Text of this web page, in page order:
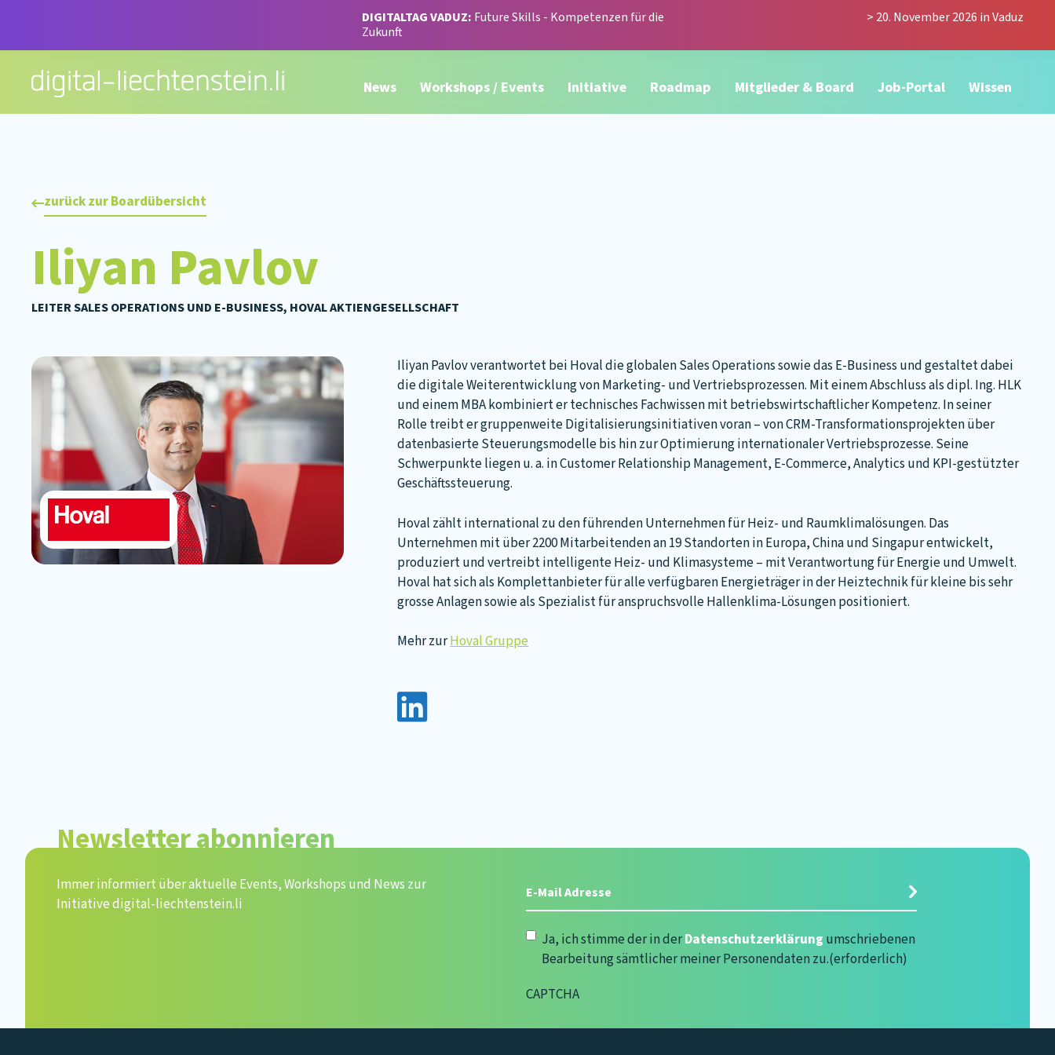
springen
DIGITALTAG VADUZ: Future Skills - Kompetenzen für die
Zukunft
> 20. November 2026 in Vaduz
News Workshops / Events Initiative Roadmap Mitglieder & Board Job-Portal Wissen
zurück zur Boardübersicht
Iliyan Pavlov
LEITER SALES OPERATIONS UND E-BUSINESS, HOVAL AKTIENGESELLSCHAFT
Iliyan Pavlov verantwortet bei Hoval die globalen Sales Operations sowie das E-Business und gestaltet dabei
die digitale Weiterentwicklung von Marketing- und Vertriebsprozessen. Mit einem Abschluss als dipl. Ing. HLK
und einem MBA kombiniert er technisches Fachwissen mit betriebswirtschaftlicher Kompetenz. In seiner
Rolle treibt er gruppenweite Digitalisierungsinitiativen voran – von CRM-Transformationsprojekten über
datenbasierte Steuerungsmodelle bis hin zur Optimierung internationaler Vertriebsprozesse. Seine
Schwerpunkte liegen u. a. in Customer Relationship Management, E-Commerce, Analytics und KPI-gestützter
Geschäftssteuerung.
Hoval zählt international zu den führenden Unternehmen für Heiz- und Raumklimalösungen. Das
Unternehmen mit über 2200 Mitarbeitenden an 19 Standorten in Europa, China und Singapur entwickelt,
produziert und vertreibt intelligente Heiz- und Klimasysteme – mit Verantwortung für Energie und Umwelt.
Hoval hat sich als Komplettanbieter für alle verfügbaren Energieträger in der Heiztechnik für kleine bis sehr
grosse Anlagen sowie als Spezialist für anspruchsvolle Hallenklima-Lösungen positioniert.
Mehr zurHoval Gruppe
Newsletter abonnieren
Immer informiert über aktuelle Events, Workshops und News zur
Initiative digital-liechtenstein.li
E-
Datenschutzerklärung(erforderlich)
Ja, ich stimme der in derDatenschutzerklärung umschriebenen
Bearbeitung sämtlicher meiner Personendaten zu.(erforderlich)
CAPTCHA